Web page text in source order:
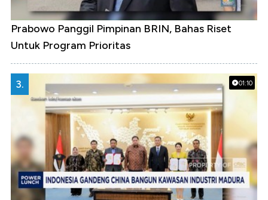
Prabowo Panggil Pimpinan BRIN, Bahas Riset
Untuk Program Prioritas
01:10
3.